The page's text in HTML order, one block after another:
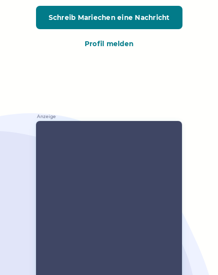
Schreib Mariecheneine Nachricht
Profil melden